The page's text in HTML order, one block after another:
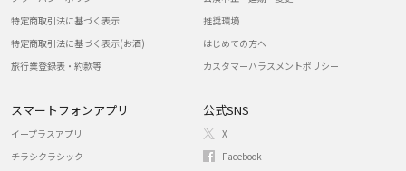
特定商取引法に基づく表示
特定商取引法に基づく表示(お酒)
旅行業登録表・約款等
推奨環境
はじめての方へ
カスタマーハラスメントポリシー
スマートフォンアプリ
イープラスアプリ
チラシクラシック
公式SNS
X
Facebook